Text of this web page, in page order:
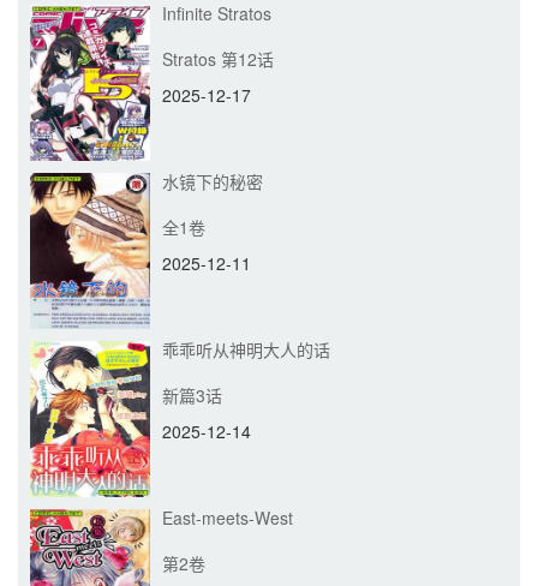
Infinite Stratos
Stratos 第12话
2025-12-17
水镜下的秘密
全1卷
2025-12-11
乖乖听从神明大人的话
新篇3话
2025-12-14
East-meets-West
第2卷